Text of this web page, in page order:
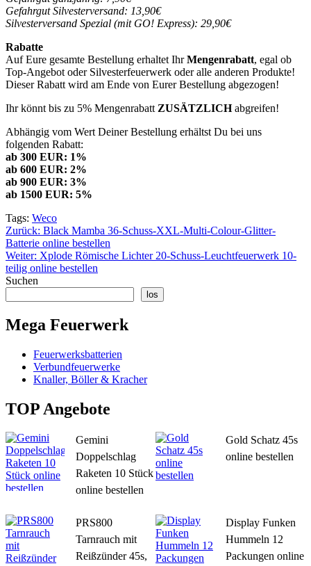
Gefahrgut Silvesterversand: 13,90€
Silvesterversand Spezial (mit GO! Express): 29,90€
Rabatte
Auf Eure gesamte Bestellung erhaltet IhrMengenrabatt, egal ob
Top-Angebot oder Silvesterfeuerwerk oder alle anderen Produkte!
Dieser Rabatt wird am Ende von Eurer Bestellung abgezogen!
Ihr könnt bis zu 5% Mengenrabatt ZUSÄTZLICHabgreifen!
Abhängig vom Wert Deiner Bestellung erhältst Du bei uns
folgenden Rabatt:
ab 300 EUR: 1%
ab 600 EUR: 2%
ab 900 EUR: 3%
ab 1500 EUR: 5%
Tags: Weco
Beitragsnavigation
Zurück: Black Mamba 36-Schuss-XXL-Multi-Colour-Glitter-
Batterie online bestellen
Weiter: Xplode Römische Lichter 20-Schuss-Leuchtfeuerwerk 10-
teilig online bestellen
Suchen
los
Mega Feuerwerk
Feuerwerksbatterien
Verbundfeuerwerke
Knaller, Böller & Kracher
TOP Angebote
Gemini
Doppelschlag
Raketen 10 Stück
online bestellen
Gold Schatz 45s
online bestellen
PRS800
Tarnrauch mit
Reißzünder 45s,
Display Funken
Hummeln 12
Packungen online